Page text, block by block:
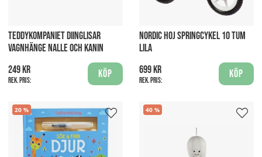
TEDDYKOMPANIET DIINGLISAR
VAGNHÄNGE NALLE OCH KANIN
249 kr
Rek. pris:
Köp
NORDIC HOJ SPRINGCYKEL 10 TUM
LILA
699 kr
Rek. pris:
Köp
20 40